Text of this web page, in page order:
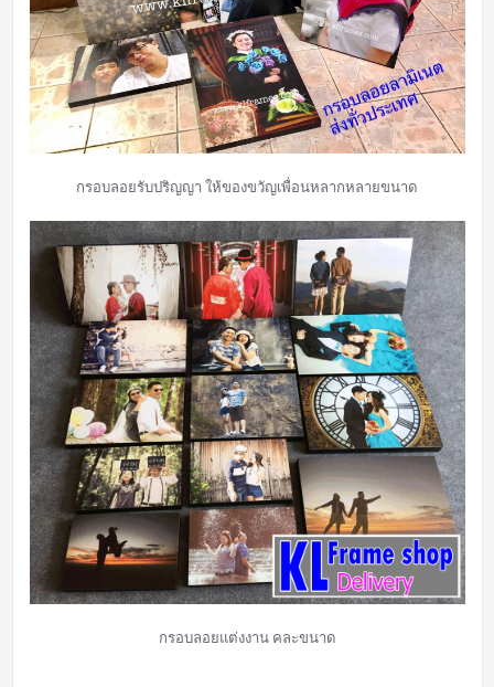
กรอบลอยรับปริญญา ให้ของขวัญเพื่อนหลากหลายขนาด
กรอบลอยแต่งงาน คละขนาด